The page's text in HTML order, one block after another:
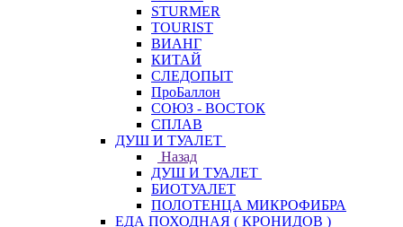
STURMER
TOURIST
ВИАНГ
КИТАЙ
СЛЕДОПЫТ
ПроБаллон
СОЮЗ - ВОСТОК
СПЛАВ
ДУШ И ТУАЛЕТ
Назад
ДУШ И ТУАЛЕТ
БИОТУАЛЕТ
ПОЛОТЕНЦА МИКРОФИБРА
ЕДА ПОХОДНАЯ ( КРОНИДОВ )